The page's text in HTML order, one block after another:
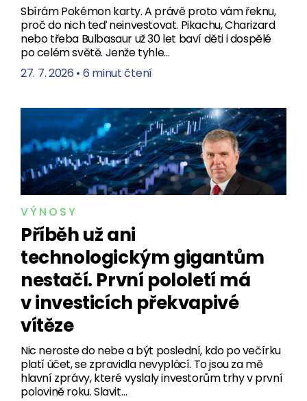
Sbírám Pokémon karty. A právě proto vám řeknu,
proč do nich teď neinvestovat. Pikachu, Charizard
nebo třeba Bulbasaur už 30 let baví děti i dospělé
po celém světě. Jenže tyhle…
27. 7. 2026 • 6 minut čtení
VÝNOSY
Příběh už ani
technologickým gigantům
nestačí. První pololetí má
v investicích překvapivé
vítěze
Nic neroste do nebe a být poslední, kdo po večírku
platí účet, se zpravidla nevyplácí. To jsou za mě
hlavní zprávy, které vyslaly investorům trhy v první
polovině roku. Slavit…